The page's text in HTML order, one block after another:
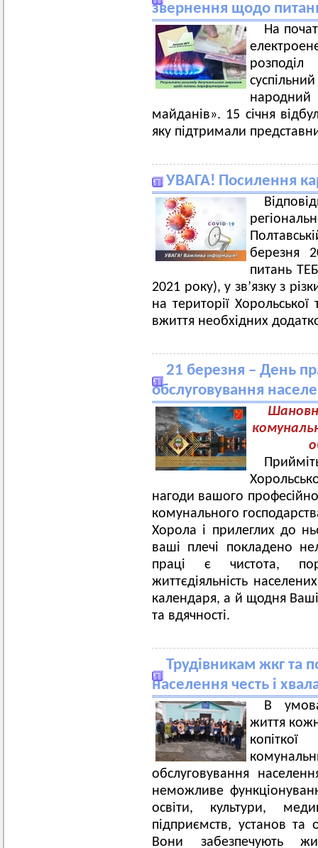
звернення щодо
На
народний
майданів». 15 січня
яку підтримали
УВАГА! Посилення
березня
питань
2021 року), у зв’язку з
на території
вжиття необхідних
21 березня – День
обслуговування
нагоди вашого
комунального
Хорола і прилеглих до
ваші плечі покладено
праці є чистота,
життєдіяльність
календаря, а й щодня
та вдячності.
Трудівникам жкг та
населення честь і
В
життя
обслуговування
неможливе
освіти, культури,
підприємств, установ та
Вони забезпечують